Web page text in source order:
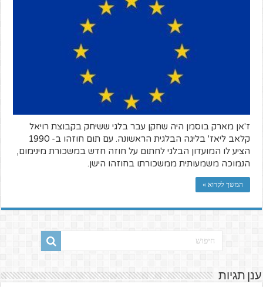
ז'אן מארק בוסמן היה שחקן עבר בלגי ששיחק בקבוצת רויאל
קלאב ליאז' בליגה הבלגית הראשונה. עם תום חוזהו ב- 1990
הציע לו המועדון הבלגי לחתום על חוזה חדש במשכורת מינימום,
הנמוכה משמעותית ממשכורתו בחוזהו הישן.
המשך לקרוא »
ענן תגיות